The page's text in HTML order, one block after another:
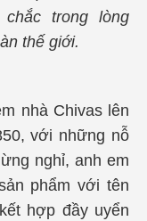
trong lòng
thế giới.
nhà Chivas lên
với những nỗ
nghỉ, anh em
phẩm với tên
hợp đầy uyển